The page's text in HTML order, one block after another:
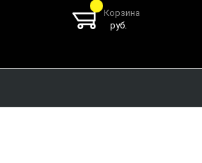
Корзина
руб.